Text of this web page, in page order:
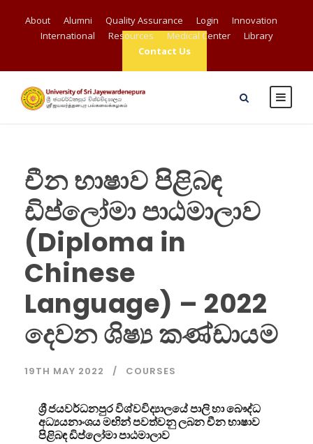
About Alumni Quality Assurance Login
Innovation
International
Resources Medical Center
Library
Contact Us
චීන භාෂාව පිළිබඳ
ඩිප්ලෝමා පාඨමාලාව
(Diploma in
Chinese
Language) – 2022
දෙවන ශිෂ්‍ය කණ්ඩායම
19TH MAY 2022 COURSES
ශ්‍රී ජයවර්ධනපුර විශ්වවිද්‍යාලයේ පාලි හා බෞද්ධ
අධ්‍යයනාංශය මඟින් පවත්වනු ලබන චීන භාෂාව
පිළිබඳ ඩිප්ලෝමා පාඨමාලාව